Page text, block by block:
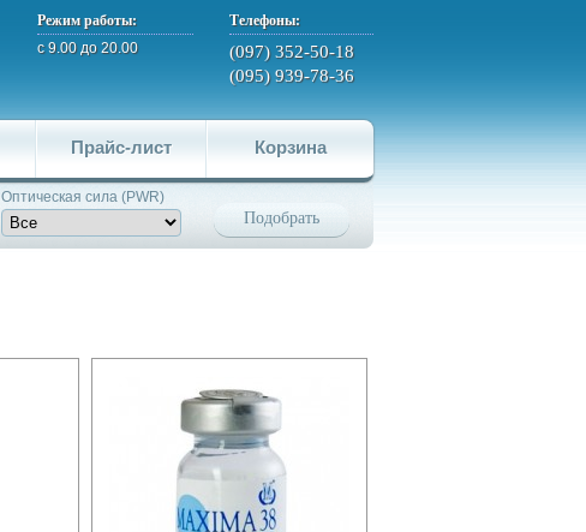
Телефоны:
(097) 352-50-18
(095) 939-78-36
Режим работы:
с 9.00 до 20.00
Прайс-лист Корзина
Оптическая сила (PWR)
Подобрать